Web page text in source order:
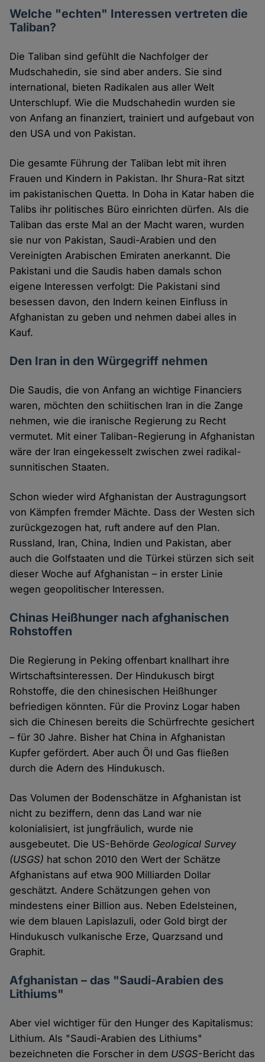
Welche "echten" Interessen vertreten die
Taliban?
Die Taliban sind gefühlt die Nachfolger der
Mudschahedin, sie sind aber anders. Sie sind
international, bieten Radikalen aus aller Welt
Unterschlupf. Wie die Mudschahedin wurden sie
von Anfang an finanziert, trainiert und aufgebaut von
den USA und von Pakistan.
Die gesamte Führung der Taliban lebt mit ihren
Frauen und Kindern in Pakistan. Ihr Shura-Rat sitzt
im pakistanischen Quetta. In Doha in Katar haben die
Talibs ihr politisches Büro einrichten dürfen. Als die
Taliban das erste Mal an der Macht waren, wurden
sie nur von Pakistan, Saudi-Arabien und den
Vereinigten Arabischen Emiraten anerkannt. Die
Pakistani und die Saudis haben damals schon
eigene Interessen verfolgt: Die Pakistani sind
besessen davon, den Indern keinen Einfluss in
Afghanistan zu geben und nehmen dabei alles in
Kauf.
Den Iran in den Würgegriff nehmen
Die Saudis, die von Anfang an wichtige Financiers
waren, möchten den schiitischen Iran in die Zange
nehmen, wie die iranische Regierung zu Recht
vermutet. Mit einer Taliban-Regierung in Afghanistan
wäre der Iran eingekesselt zwischen zwei radikal-
sunnitischen Staaten.
Schon wieder wird Afghanistan der Austragungsort
von Kämpfen fremder Mächte. Dass der Westen sich
zurückgezogen hat, ruft andere auf den Plan.
Russland, Iran, China, Indien und Pakistan, aber
auch die Golfstaaten und die Türkei stürzen sich seit
dieser Woche auf Afghanistan – in erster Linie
wegen geopolitischer Interessen.
Chinas Heißhunger nach afghanischen
Rohstoffen
Die Regierung in Peking offenbart knallhart ihre
Wirtschaftsinteressen. Der Hindukusch birgt
Rohstoffe, die den chinesischen Heißhunger
befriedigen könnten. Für die Provinz Logar haben
sich die Chinesen bereits die Schürfrechte gesichert
– für 30 Jahre. Bisher hat China in Afghanistan
Kupfer gefördert. Aber auch Öl und Gas fließen
durch die Adern des Hindukusch.
Das Volumen der Bodenschätze in Afghanistan ist
nicht zu beziffern, denn das Land war nie
kolonialisiert, ist jungfräulich, wurde nie
ausgebeutet. Die US-Behörde Geological Survey
(USGS) hat schon 2010 den Wert der Schätze
Afghanistans auf etwa 900 Milliarden Dollar
geschätzt. Andere Schätzungen gehen von
mindestens einer Billion aus. Neben Edelsteinen,
wie dem blauen Lapislazuli, oder Gold birgt der
Hindukusch vulkanische Erze, Quarzsand und
Graphit.
Afghanistan – das "Saudi-Arabien des
Lithiums"
Aber viel wichtiger für den Hunger des Kapitalismus:
Lithium. Als "Saudi-Arabien des Lithiums"
bezeichneten die Forscher in dem USGS-Bericht das